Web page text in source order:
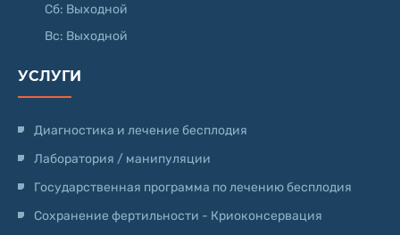
Сб: Выходной
Вс: Выходной
УСЛУГИ
Диагностика и лечение бесплодия
Лаборатория / манипуляции
Государственная программа по лечению бесплодия
Сохранение фертильности - Криоконсервация